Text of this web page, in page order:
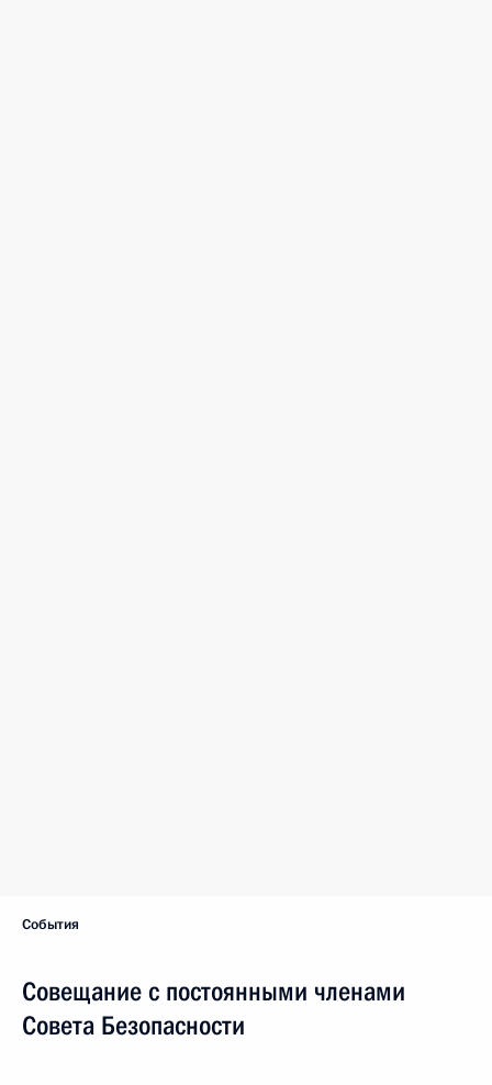
События
Совещание с постоянными членами
Совета Безопасности